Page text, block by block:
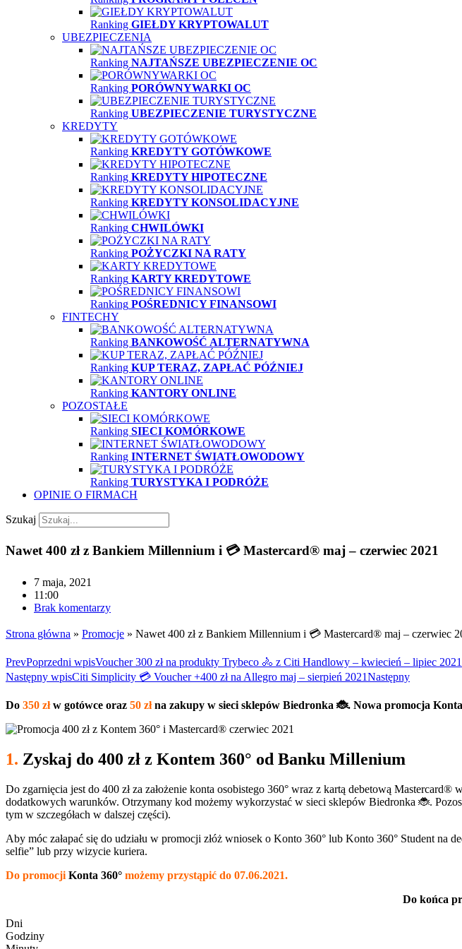
Ranking GIEŁDY KRYPTOWALUT
UBEZPIECZENIA
Ranking NAJTAŃSZE UBEZPIECZENIE OC
Ranking PORÓWNYWARKI OC
Ranking UBEZPIECZENIE TURYSTYCZNE
KREDYTY
Ranking KREDYTY GOTÓWKOWE
Ranking KREDYTY HIPOTECZNE
Ranking KREDYTY KONSOLIDACYJNE
Ranking CHWILÓWKI
Ranking POŻYCZKI NA RATY
Ranking KARTY KREDYTOWE
Ranking POŚREDNICY FINANSOWI
FINTECHY
Ranking BANKOWOŚĆ ALTERNATYWNA
Ranking KUP TERAZ, ZAPŁAĆ PÓŹNIEJ
Ranking KANTORY ONLINE
POZOSTAŁE
Ranking SIECI KOMÓRKOWE
Ranking INTERNET ŚWIATŁOWODOWY
Ranking TURYSTYKA I PODRÓŻE
OPINIE O FIRMACH
Szukaj
Nawet 400 zł z Bankiem Millennium i 💳 Mastercard® maj – czerwiec 2021
7 maja, 2021
11:00
Brak komentarzy
Strona główna » Promocje » Nawet 400 zł z Bankiem Millennium i 💳 Mastercard® maj – czerwiec
PrevPoprzedni wpisVoucher 300 zł na produkty Trybeco 🚴 z Citi Handlowy – kwiecień – lipiec 2021
Następny wpisCiti Simplicity 💳 Voucher +400 zł na Allegro maj – sierpień 2021Następny
Do 350 złw gotówce oraz 50 złna zakupy w sieci sklepów Biedronka 🐞. Nowa promocja
1. Zyskaj do 400 zł z Kontem 360° od Banku Millenium
Do zgarnięcia jest do 400 zł za założenie konta osobistego 360° wraz z kartą debetową
dodatkowych warunków. Otrzymany kod możemy wykorzystać w sieci sklepów Biedronka 🐞.
tym w szczegółach w dalszej części).
Aby móc załapać się do udziału w promocji złóż wniosek o Konto 360° lub Konto 360° Student na
selfie” lub przy wizycie kuriera.
Do promocji Konta 360° możemy przystąpić do 07.06.2021.
Do końca
Dni
Godziny